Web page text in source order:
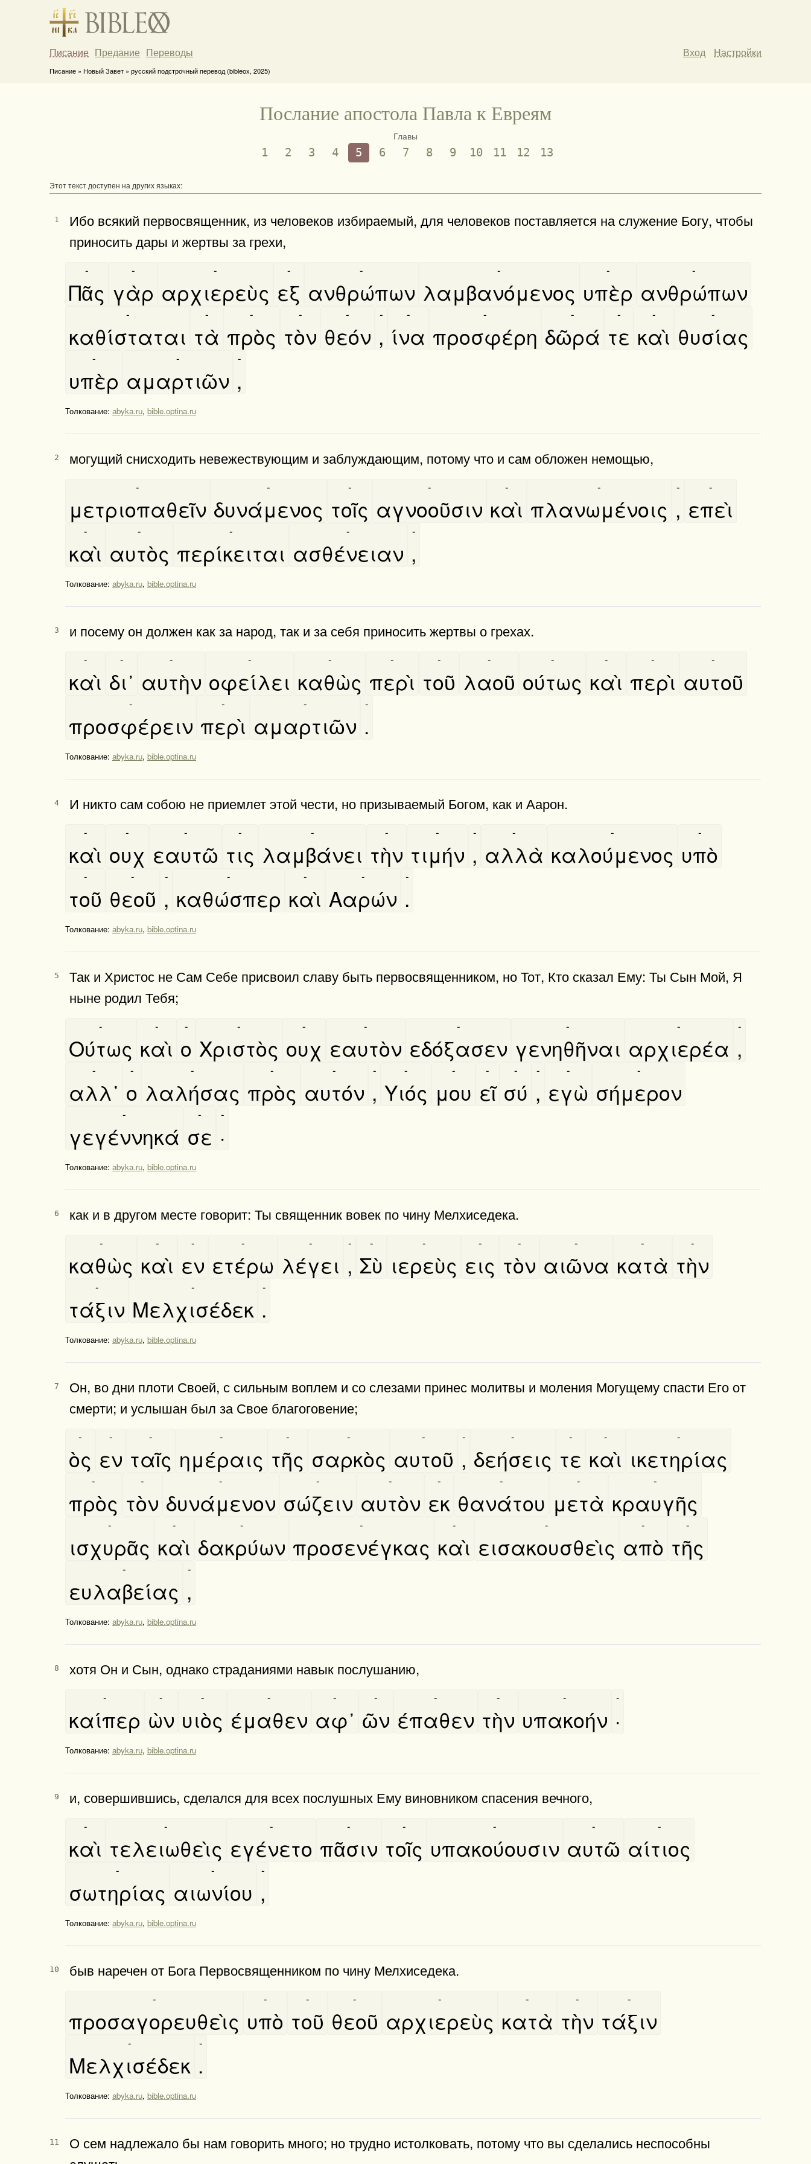
Писание Предание Переводы Вход Настройки
Писание » Новый Завет » русский подстрочный перевод (bibleox, 2025)
Послание апостола Павла к Евреям
Главы
1 2 3 4 5 6 7 8 9 10 11 12 13
Этот текст доступен на других языках:
1
Ибо всякий первосвященник, из человеков избираемый, для человеков поставляется на служение Богу, чтобы
приносить дары и жертвы за грехи,
Πᾶς
-
γὰρ
-
αρχιερεὺς
-
εξ
-
ανθρώπων
-
λαμβανόμενος
-
υπὲρ
-
ανθρώπων
-
καθίσταται
-
τὰ
-
πρὸς
-
τὸν
-
θεόν
-
,
-
ίνα
-
προσφέρη
-
δῶρά
-
τε
-
καὶ
-
θυσίας
-
υπὲρ
-
αμαρτιῶν
-
,
-
Толкование: abyka.ru, bible.optina.ru
2 могущий снисходить невежествующим и заблуждающим, потому что и сам обложен немощью,
μετριοπαθεῖν
-
δυνάμενος
-
τοῖς
-
αγνοοῦσιν
-
καὶ
-
πλανωμένοις
-
,
-
επεὶ
-
καὶ
-
αυτὸς
-
περίκειται
-
ασθένειαν
-
,
-
Толкование: abyka.ru, bible.optina.ru
3 и посему он должен как за народ, так и за себя приносить жертвы о грехах.
καὶ
-
δι᾿
-
αυτὴν
-
οφείλει
-
καθὼς
-
περὶ
-
τοῦ
-
λαοῦ
-
ούτως
-
καὶ
-
περὶ
-
αυτοῦ
-
προσφέρειν
-
περὶ
-
αμαρτιῶν
-
.
-
Толкование: abyka.ru, bible.optina.ru
4 И никто сам собою не приемлет этой чести, но призываемый Богом, как и Аарон.
καὶ
-
ουχ
-
εαυτῶ
-
τις
-
λαμβάνει
-
τὴν
-
τιμήν
-
,
-
αλλὰ
-
καλούμενος
-
υπὸ
-
τοῦ
-
θεοῦ
-
,
-
καθώσπερ
-
καὶ
-
Ααρών
-
.
-
Толкование: abyka.ru, bible.optina.ru
5
Так и Христос не Сам Себе присвоил славу быть первосвященником, но Тот, Кто сказал Ему: Ты Сын Мой, Я
ныне родил Тебя;
Ούτως
-
καὶ
-
ο
-
Χριστὸς
-
ουχ
-
εαυτὸν
-
εδόξασεν
-
γενηθῆναι
-
αρχιερέα
-
,
-
αλλ᾿
-
ο
-
λαλήσας
-
πρὸς
-
αυτόν
-
,
-
Υιός
-
μου
-
εῖ
-
σύ
-
,
-
εγὼ
-
σήμερον
-
γεγέννηκά
-
σε
-
·
-
Толкование: abyka.ru, bible.optina.ru
6 как и в другом месте говорит: Ты священник вовек по чину Мелхиседека.
καθὼς
-
καὶ
-
εν
-
ετέρω
-
λέγει
-
,
-
Σὺ
-
ιερεὺς
-
εις
-
τὸν
-
αιῶνα
-
κατὰ
-
τὴν
-
τάξιν
-
Μελχισέδεκ
-
.
-
Толкование: abyka.ru, bible.optina.ru
7
Он, во дни плоти Своей, с сильным воплем и со слезами принес молитвы и моления Могущему спасти Его от
смерти; и услышан был за Свое благоговение;
ὸς
-
εν
-
ταῖς
-
ημέραις
-
τῆς
-
σαρκὸς
-
αυτοῦ
-
,
-
δεήσεις
-
τε
-
καὶ
-
ικετηρίας
-
πρὸς
-
τὸν
-
δυνάμενον
-
σώζειν
-
αυτὸν
-
εκ
-
θανάτου
-
μετὰ
-
κραυγῆς
-
ισχυρᾶς
-
καὶ
-
δακρύων
-
προσενέγκας
-
καὶ
-
εισακουσθεὶς
-
απὸ
-
τῆς
-
ευλαβείας
-
,
-
Толкование: abyka.ru, bible.optina.ru
8 хотя Он и Сын, однако страданиями навык послушанию,
καίπερ
-
ὼν
-
υιὸς
-
έμαθεν
-
αφ᾿
-
ῶν
-
έπαθεν
-
τὴν
-
υπακοήν
-
·
-
Толкование: abyka.ru, bible.optina.ru
9 и, совершившись, сделался для всех послушных Ему виновником спасения вечного,
καὶ
-
τελειωθεὶς
-
εγένετο
-
πᾶσιν
-
τοῖς
-
υπακούουσιν
-
αυτῶ
-
αίτιος
-
σωτηρίας
-
αιωνίου
-
,
-
Толкование: abyka.ru, bible.optina.ru
10 быв наречен от Бога Первосвященником по чину Мелхиседека.
προσαγορευθεὶς
-
υπὸ
-
τοῦ
-
θεοῦ
-
αρχιερεὺς
-
κατὰ
-
τὴν
-
τάξιν
-
Μελχισέδεκ
-
.
-
Толкование: abyka.ru, bible.optina.ru
11
О сем надлежало бы нам говорить много; но трудно истолковать, потому что вы сделались неспособны